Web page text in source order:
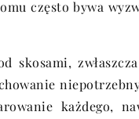
często bywa
skosami,
każdego,